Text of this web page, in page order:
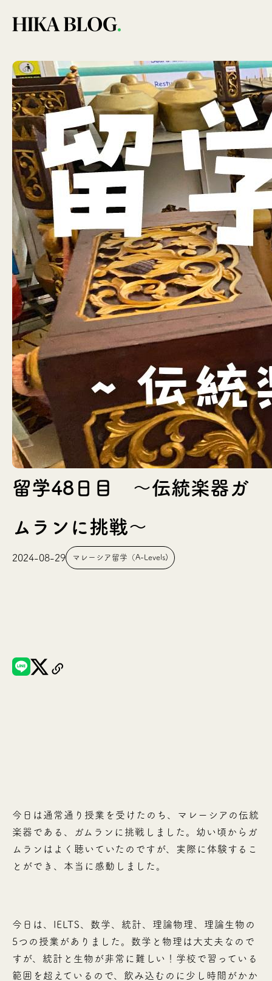
留学48日目 〜伝統楽器ガ
ムランに挑戦〜
2024-08-29 マレーシア留学（A-Levels)
今日は通常通り授業を受けたのち、マレーシアの伝統
楽器である、ガムランに挑戦しました。幼い頃からガ
ムランはよく聴いていたのですが、実際に体験するこ
とができ、本当に感動しました。
今日は、IELTS、数学、統計、理論物理、理論生物の
5つの授業がありました。数学と物理は大丈夫なので
すが、統計と生物が非常に難しい！学校で習っている
範囲を超えているので、飲み込むのに少し時間がかか